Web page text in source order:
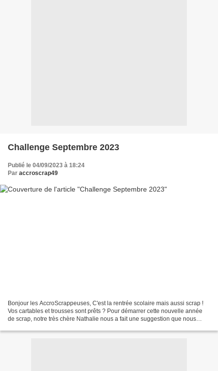
Challenge Septembre 2023
Publié le 04/09/2023 à 18:24
Par accroscrap49
Bonjour les AccroScrappeuses, C'est la rentrée scolaire mais aussi scrap !
Vos cartables et trousses sont prêts ? Pour démarrer cette nouvelle année
de scrap, notre très chère Nathalie nous a fait une suggestion que nous